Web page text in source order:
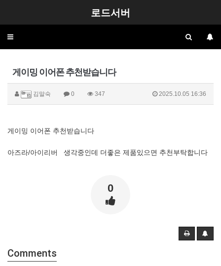
로드서버
Toggle
게이밍 이어폰 추천받습니다
김말숙 0 347 2025.10.05 16:36
게이밍 이어폰 추천받습니다
아즈라/아이리버 생각중인데 더좋은 제품있으면 추천부탁합니다
0
Comments